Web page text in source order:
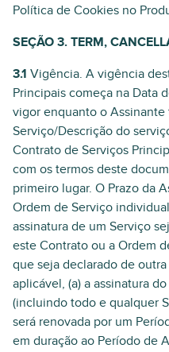
Política de Cookies no
SEÇÃO 3. TERM,
3.1 Vigência. A vigência
Principais começa na Data
vigor enquanto o
Serviço/Descrição do
Contrato de Serviços
com os termos deste
primeiro lugar. O Prazo da
Ordem de Serviço
assinatura de um Serviço
este Contrato ou a Ordem
que seja declarado de
aplicável, (a) a assinatura
(incluindo todo e qualquer
será renovada por um
em duração ao Período de